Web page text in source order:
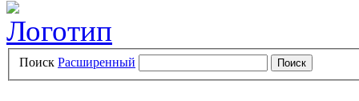
Поиск Расширенный